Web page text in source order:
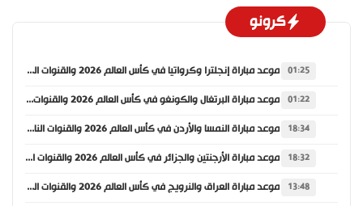
كرونو
01:25 موعد مباراة إنجلترا وكرواتيا في كأس العالم 2026 والقنوات الناقلة
01:22 موعد مباراة البرتغال والكونغو في كأس العالم 2026 والقنوات الناقلة
18:34 موعد مباراة النمسا والأردن في كأس العالم 2026 والقنوات الناقلة
18:32 موعد مباراة الأرجنتين والجزائر في كأس العالم 2026 والقنوات الناقلة
13:48 موعد مباراة العراق والنرويج في كأس العالم 2026 والقنوات الناقلة